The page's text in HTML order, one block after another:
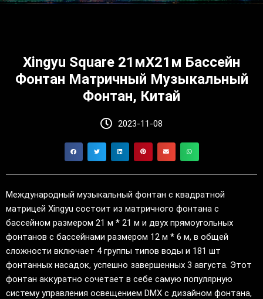
Xingyu Square 21мX21м Бассейн
Фонтан Матричный Музыкальный
Фонтан, Китай
2023-11-08
Международный музыкальный фонтан с квадратной
матрицей Xingyu состоит из матричного фонтана с
бассейном размером 21 м * 21 м и двух прямоугольных
фонтанов с бассейнами размером 12 м * 6 м, в общей
сложности включает 4 группы типов воды и 181 шт
фонтанных насадок, успешно завершенных 3 августа. Этот
фонтан аккуратно сочетает в себе самую популярную
систему управления освещением DMX с дизайном фонтана,